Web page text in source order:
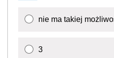
nie ma takiej
3